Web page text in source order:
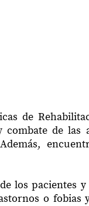
de
de
los pacientes
o